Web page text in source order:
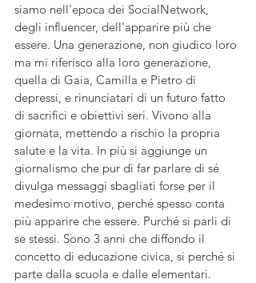
siamo nell'epoca dei SocialNetwork,
degli influencer, dell'apparire più che
essere. Una generazione, non giudico loro
ma mi riferisco alla loro generazione,
quella di Gaia, Camilla e Pietro di
depressi, e rinunciatari di un futuro fatto
di sacrifici e obiettivi seri. Vivono alla
giornata, mettendo a rischio la propria
salute e la vita. In più si aggiunge un
giornalismo che pur di far parlare di sé
divulga messaggi sbagliati forse per il
medesimo motivo, perché spesso conta
più apparire che essere. Purché si parli di
se stessi. Sono 3 anni che diffondo il
concetto di educazione civica, si perché si
parte dalla scuola e dalle elementari.